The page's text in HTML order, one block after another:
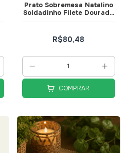
Prato Sobremesa Natalino
Soldadinho Filete Dourado
R$80,48
COMPRAR